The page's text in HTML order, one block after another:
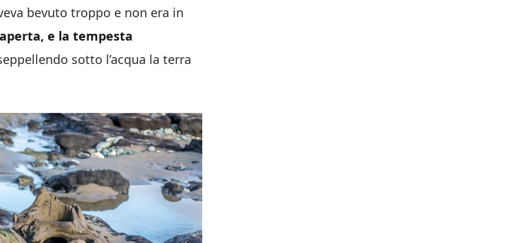
bevuto troppo e non era in
e la tempesta
sotto l’acqua la terra